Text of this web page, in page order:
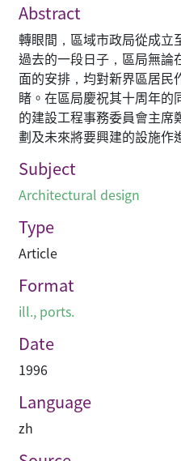
Abstract
轉眼間，區域市政局從成立
過去的一段日子，區局無論
面的安排，均對新界區居
睹。在區局慶祝其十周年的
的建設工程事務委員會主
劃及未來將要興建的設施作
Subject
Architectural design
Type
Article
Format
ill., ports.
Date
1996
Language
zh